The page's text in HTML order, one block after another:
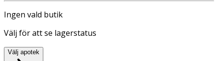
Ingen vald butik
Välj för att se lagerstatus
Välj apotek